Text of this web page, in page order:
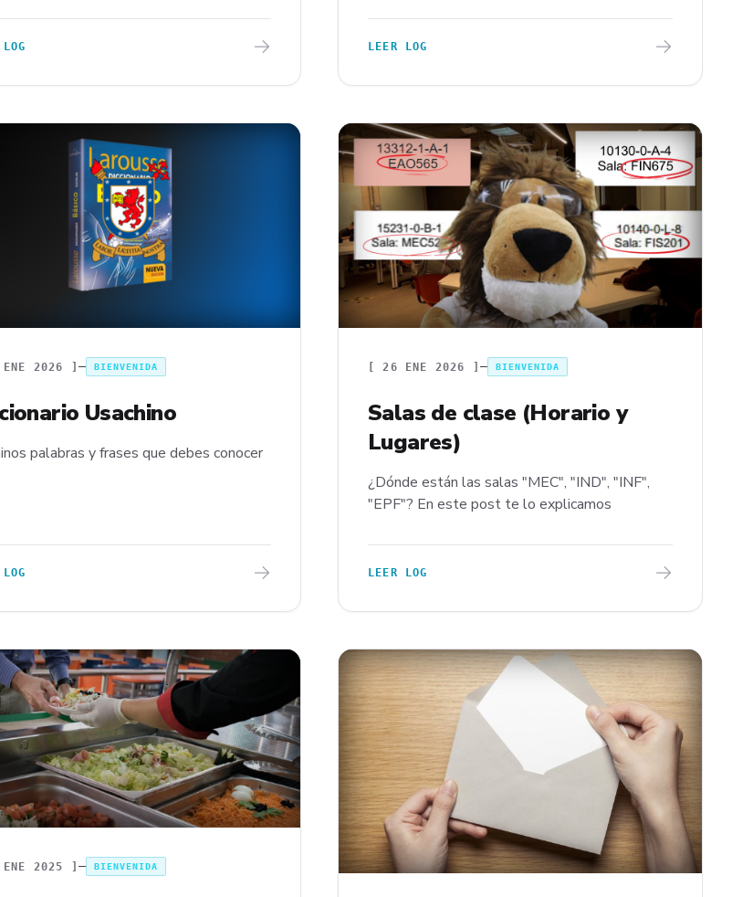
LEER LOG
2026 ] BIENVENIDA
Usachino
palabras y frases que debes conocer
[ 26 ENE 2026 ] BIENVENIDA
Salas de clase (Horario y
Lugares)
¿Dónde están las salas "MEC", "IND", "INF",
"EPF"? En este post te lo explicamos
LEER LOG
2025 ] BIENVENIDA